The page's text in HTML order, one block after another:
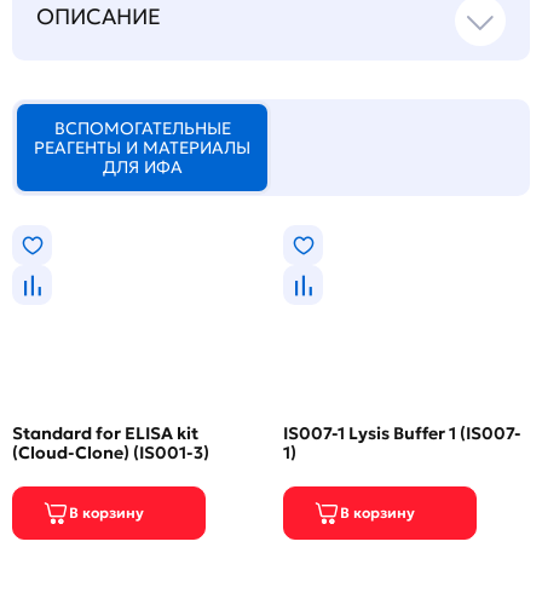
ОПИСАНИЕ
ВСПОМОГАТЕЛЬНЫЕ
РЕАГЕНТЫ И МАТЕРИАЛЫ
ДЛЯ ИФА
Standard for ELISA kit
(Cloud-Clone) (IS001-3)
IS007-1 Lysis Buffer 1 (IS007-
1)